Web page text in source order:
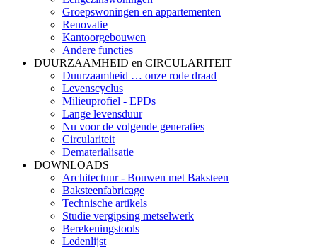
Groepswoningen en appartementen
Renovatie
Kantoorgebouwen
Andere functies
DUURZAAMHEID en CIRCULARITEIT
Duurzaamheid … onze rode draad
Levenscyclus
Milieuprofiel - EPDs
Lange levensduur
Nu voor de volgende generaties
Circulariteit
Dematerialisatie
DOWNLOADS
Architectuur - Bouwen met Baksteen
Baksteenfabricage
Technische artikels
Studie vergipsing metselwerk
Berekeningstools
Ledenlijst